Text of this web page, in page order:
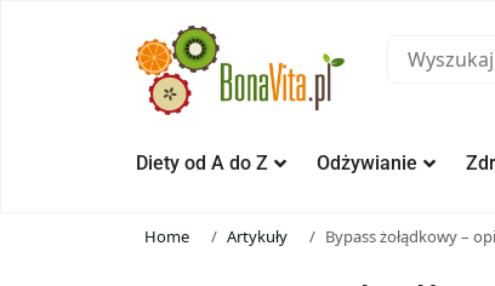
Diety od A do Z Odżywianie
Home Artykuły Bypass żołądkowy –